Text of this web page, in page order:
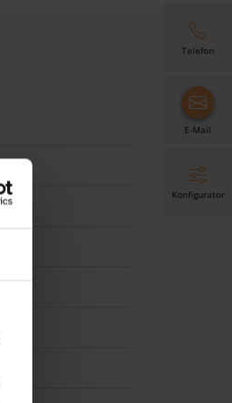
Telefon
E-Mail
Konfigurator